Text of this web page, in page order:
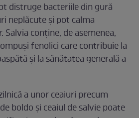
distruge bacteriile din gură
neplăcute și pot calma
conține, de asemenea,
fenolici care contribuie la
și la sănătatea generală a
a unor ceaiuri precum
boldo și ceaiul de salvie poate